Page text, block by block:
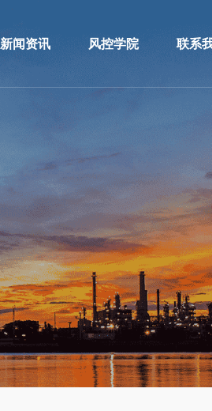
新闻资讯 风控学院 联系